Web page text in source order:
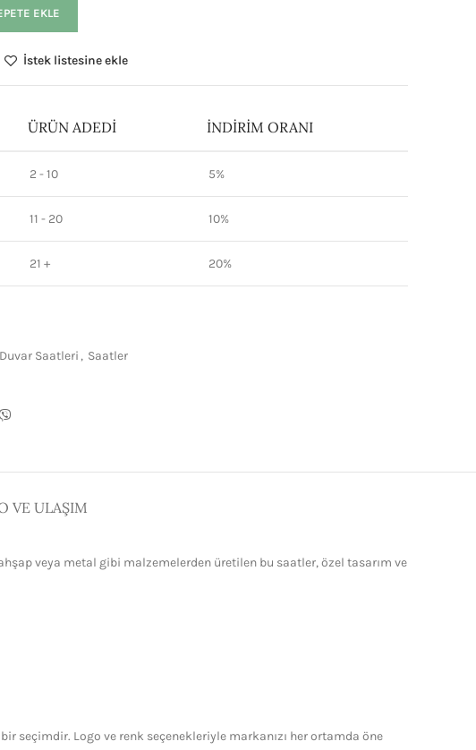
EKLE
İstek listesine ekle
ÜRÜN ADEDI İNDIRIM ORANI
2 - 10 5%
11 - 20 10%
21 + 20%
Saatleri , Saatler
VE ULAŞIM
veya metal gibi malzemelerden üretilen bu saatler, özel tasarım ve
seçimdir. Logo ve renk seçenekleriyle markanızı her ortamda öne